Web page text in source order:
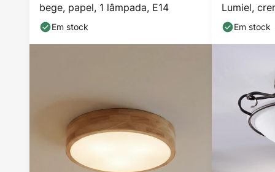
bege, papel, 1 lâmpada, E14
Em stock
Lumiel,
Em stock